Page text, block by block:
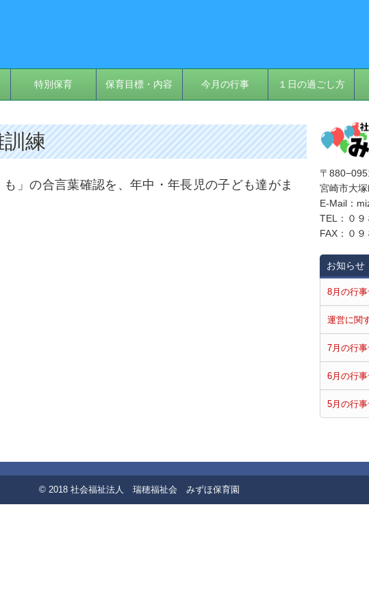
特別保育 保育目標・内容 今月の行事 １日の過ごし方
練
」の合言葉確認を、年中・年長児の子ども達がま
〒
宮崎市大
E‐Mail：
TEL：０９
FAX：０
お知らせ
8月の行事
運営に関
7月の行事
6月の行事
5月の行事
© 2018 社会福祉法人 瑞穂福祉会 みずほ保育園